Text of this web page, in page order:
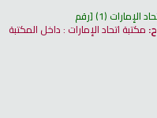
الإمارات (1) رقم
مكتبة اتحاد الإمارات : داخل المكتبة